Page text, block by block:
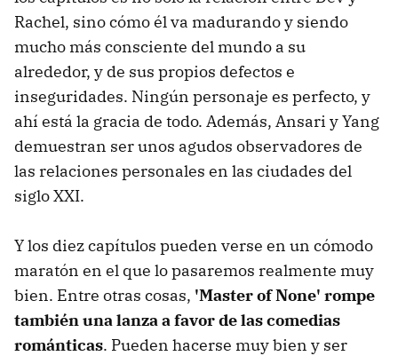
Rachel, sino cómo él va madurando y siendo
mucho más consciente del mundo a su
alrededor, y de sus propios defectos e
inseguridades. Ningún personaje es perfecto, y
ahí está la gracia de todo. Además, Ansari y Yang
demuestran ser unos agudos observadores de
las relaciones personales en las ciudades del
siglo XXI.
Y los diez capítulos pueden verse en un cómodo
maratón en el que lo pasaremos realmente muy
bien. Entre otras cosas, 'Master of None' rompe
también una lanza a favor de las comedias
románticas. Pueden hacerse muy bien y ser